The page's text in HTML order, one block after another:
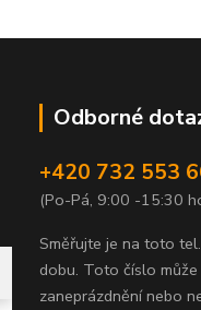
Odborné
+420 732 553
(Po-Pá, 9:00 -15:30
Směřujte je na toto
dobu. Toto číslo
zaneprázdnění nebo